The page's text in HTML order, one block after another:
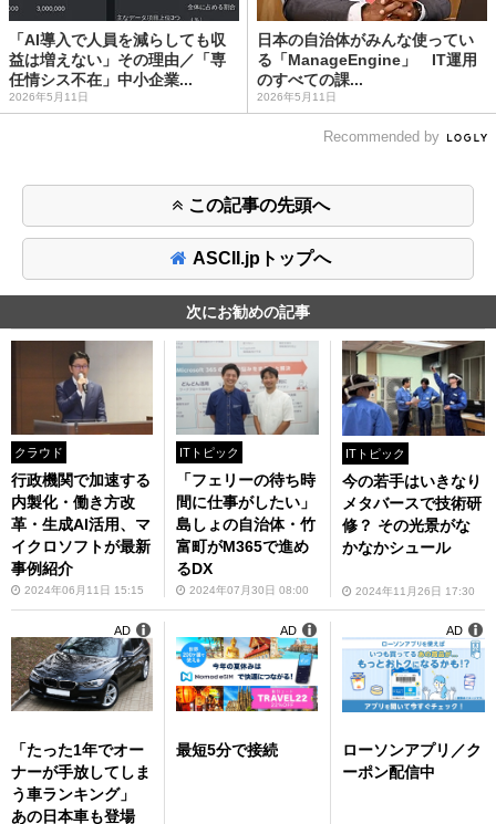
「AI導入で人員を減らしても収
益は増えない」その理由／「専
任情シス不在」中小企業...
2026年5月11日
日本の自治体がみんな使ってい
る「ManageEngine」 IT運用
のすべての課...
2026年5月11日
Recommended by
この記事の先頭へ
ASCII.jpトップへ
次にお勧めの記事
クラウド
行政機関で加速する
内製化・働き方改
革・生成AI活用、マ
イクロソフトが最新
事例紹介
2024年06月11日 15:15
ITトピック
「フェリーの待ち時
間に仕事がしたい」
島しょの自治体・竹
富町がM365で進め
るDX
2024年07月30日 08:00
ITトピック
今の若手はいきなり
メタバースで技術研
修？ その光景がな
かなかシュール
2024年11月26日 17:30
「たった1年でオー
ナーが手放してしま
う車ランキング」
あの日本車も登場
AD
最短5分で接続
AD
ローソンアプリ／ク
ーポン配信中
AD